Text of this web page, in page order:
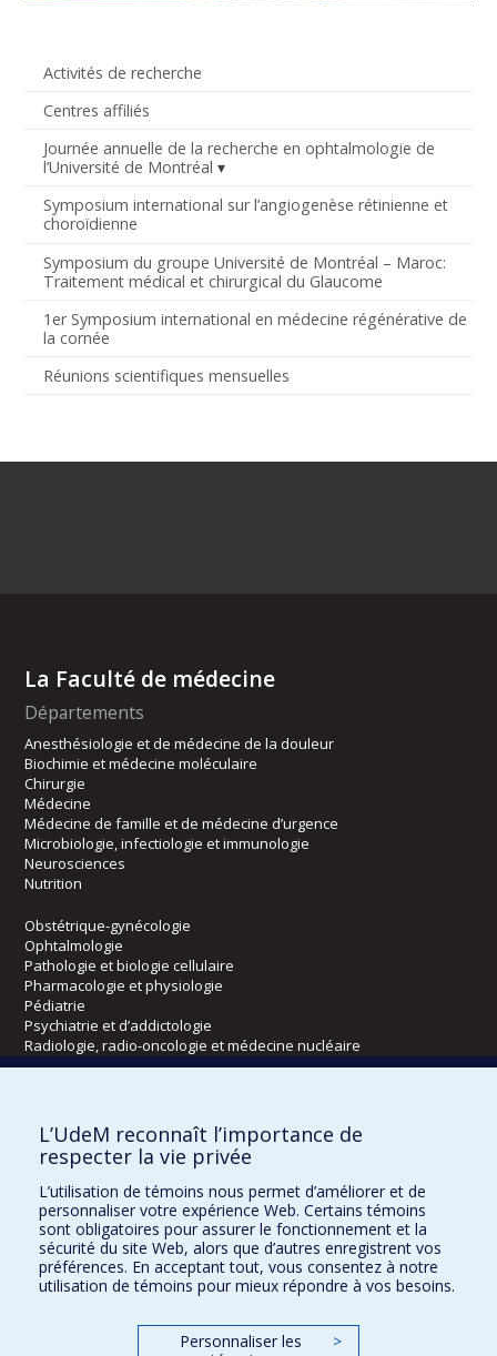
Activités de recherche
Centres affiliés
Journée annuelle de la recherche en ophtalmologie de
l’Université de Montréal
Symposium international sur l’angiogenèse rétinienne et
choroïdienne
Symposium du groupe Université de Montréal – Maroc:
Traitement médical et chirurgical du Glaucome
1er Symposium international en médecine régénérative de
la cornée
Réunions scientifiques mensuelles
La Faculté de médecine
Départements
Anesthésiologie et de médecine de la douleur
Biochimie et médecine moléculaire
Chirurgie
Médecine
Médecine de famille et de médecine d’urgence
Microbiologie, infectiologie et immunologie
Neurosciences
Nutrition
Obstétrique-gynécologie
Ophtalmologie
Pathologie et biologie cellulaire
Pharmacologie et physiologie
Pédiatrie
Psychiatrie et d’addictologie
Radiologie, radio-oncologie et médecine nucléaire
Kinésiologie et des sciences de l’activité physique
Orthophonie et audiologie
Réadaptation
Directions
DPC
CPASS
L’UdeM reconnaît l’importance de
respecter la vie privée
L’utilisation de témoins nous permet d’améliorer et de
personnaliser votre expérience Web. Certains témoins
sont obligatoires pour assurer le fonctionnement et la
sécurité du site Web, alors que d’autres enregistrent vos
préférences. En acceptant tout, vous consentez à notre
utilisation de témoins pour mieux répondre à vos besoins.
Personnaliser les
>